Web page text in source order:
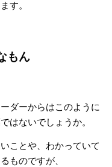
す。
もん
ダーからはこのように
はないでしょうか。
ことや、わかっていて
ものですが、